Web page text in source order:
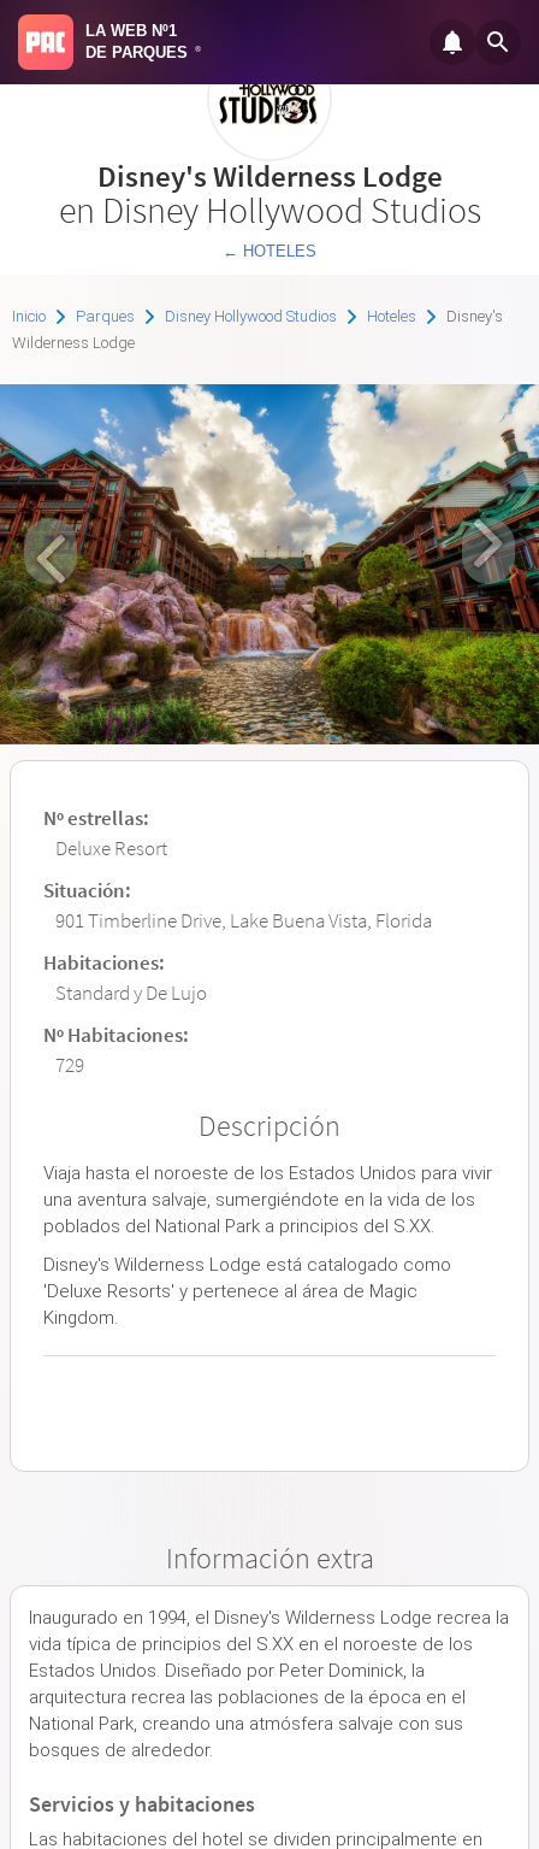
LA WEB Nº1
DE PARQUES
®
Disney's Wilderness Lodge
en Disney Hollywood Studios
← HOTELES
Inicio Parques Disney Hollywood Studios Hoteles
Disney's
Wilderness Lodge
Nº estrellas:
Deluxe Resort
Situación:
901 Timberline Drive, Lake Buena Vista, Florida
Habitaciones:
Standard y De Lujo
Nº Habitaciones:
729
Descripción
Viaja hasta el noroeste de los Estados Unidos para vivir
una aventura salvaje, sumergiéndote en la vida de los
poblados del National Park a principios del S.XX.
Disney's Wilderness Lodge está catalogado como
'Deluxe Resorts' y pertenece al área de Magic
Kingdom.
Información extra
Inaugurado en 1994, el Disney's Wilderness Lodge recrea la
vida típica de principios del S.XX en el noroeste de los
Estados Unidos. Diseñado por Peter Dominick, la
arquitectura recrea las poblaciones de la época en el
National Park, creando una atmósfera salvaje con sus
bosques de alrededor.
Servicios y habitaciones
Las habitaciones del hotel se dividen principalmente en